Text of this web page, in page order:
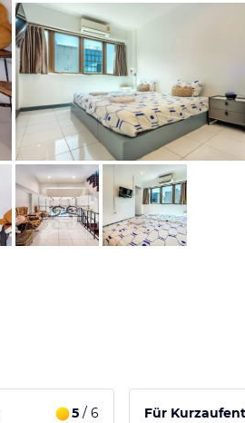
von Expedia
von Expedia
5 / 6 Für